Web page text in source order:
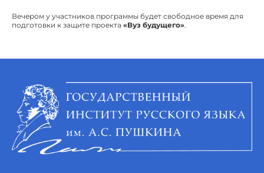
Вечером у участников программы будет свободное время для
подготовки к защите проекта «Вуз будущего».